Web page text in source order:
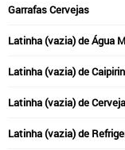
Garrafas Cervejas
Latinha (vazia) de Água
Latinha (vazia) de
Latinha (vazia) de
Latinha (vazia) de